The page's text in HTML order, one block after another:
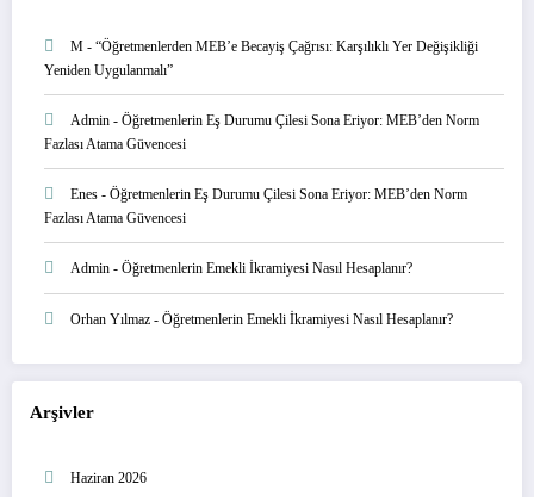
M - “Öğretmenlerden MEB’e Becayiş Çağrısı: Karşılıklı Yer Değişikliği
Yeniden Uygulanmalı”
Admin - Öğretmenlerin Eş Durumu Çilesi Sona Eriyor: MEB’den Norm
Fazlası Atama Güvencesi
Enes - Öğretmenlerin Eş Durumu Çilesi Sona Eriyor: MEB’den Norm
Fazlası Atama Güvencesi
Admin - Öğretmenlerin Emekli İkramiyesi Nasıl Hesaplanır?
Orhan Yılmaz - Öğretmenlerin Emekli İkramiyesi Nasıl Hesaplanır?
Arşivler
Haziran 2026